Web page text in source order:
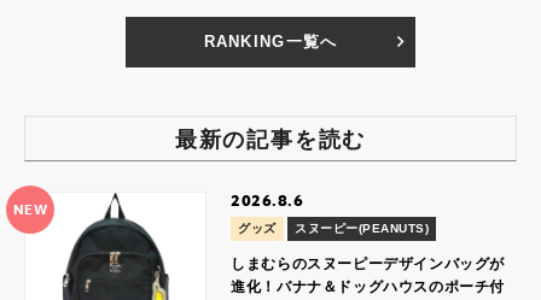
RANKING一覧へ
最新の記事を読む
NEW 2026.8.6
グッズ スヌーピー(PEANUTS)
しまむらのスヌーピーデザインバッグが
進化！バナナ＆ドッグハウスのポーチ付